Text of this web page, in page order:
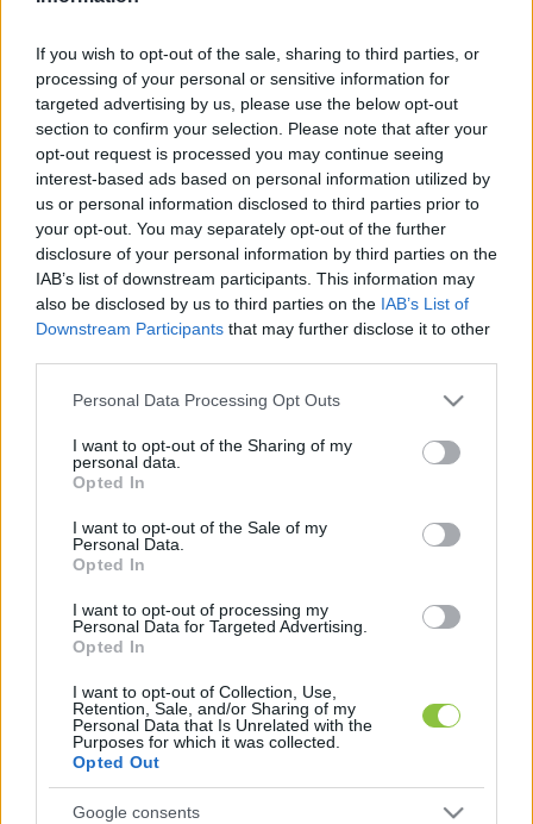
If you wish to opt-out of the sale, sharing to third parties, or
processing of your personal or sensitive information for
targeted advertising by us, please use the below opt-out
section to confirm your selection. Please note that after your
opt-out request is processed you may continue seeing
interest-based ads based on personal information utilized by
us or personal information disclosed to third parties prior to
your opt-out. You may separately opt-out of the further
disclosure of your personal information by third parties on the
IAB’s list of downstream participants. This information may
also be disclosed by us to third parties on the IAB’s List of
Downstream Participants that may further disclose it to other
Please note that this website/app uses one or more Google
not limited to your visit or usage behaviour. You may click to
grant or deny consent to Google and its third-party tags to
use your data for below specified purposes in below Google
consent section.
Personal Data Processing Opt Outs
I want to opt-out of the Sharing of my
personal data.
Opted In
I want to opt-out of the Sale of my
Personal Data.
Opted In
I want to opt-out of processing my
Personal Data for Targeted Advertising.
Opted In
I want to opt-out of Collection, Use,
Retention, Sale, and/or Sharing of my
Personal Data that Is Unrelated with the
Purposes for which it was collected.
Opted Out
Google consents
polgármester és
Király József
, a Belváros képviselője és utóbbi meghívásának
eleget téve
Kis János
Király József a szerkesztőségünk részére